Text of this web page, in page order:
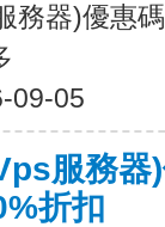
務器)優惠
09-05
服務器
折扣